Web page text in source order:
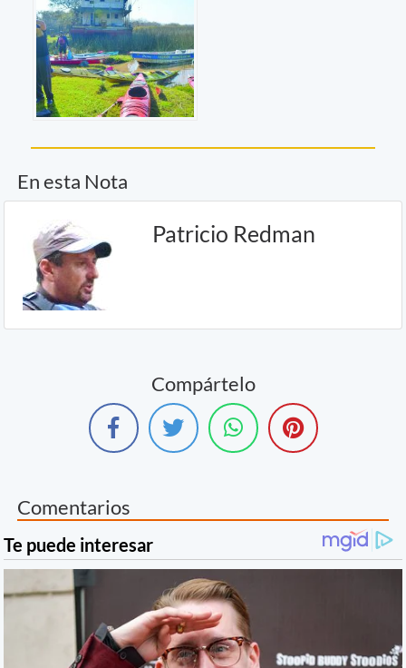
En esta Nota
Patricio Redman
Compártelo
Comentarios